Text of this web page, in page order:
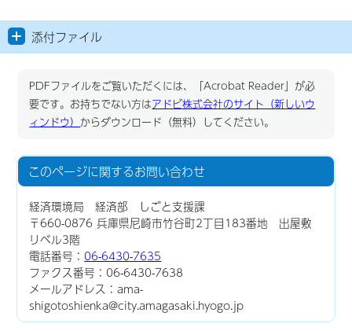
添付ファイル
PDFファイルをご覧いただくには、「Acrobat Reader」が必
要です。お持ちでない方はアドビ株式会社のサイト（新しいウ
ィンドウ） からダウンロード（無料）してください。
このページに関するお問い合わせ
経済環境局 経済部 しごと支援課
〒660-0876 兵庫県尼崎市竹谷町2丁目183番地 出屋敷
リベル3階
電話番号：06-6430-7635
ファクス番号：06-6430-7638
メールアドレス：ama-
shigotoshienka@city.amagasaki.hyogo.jp